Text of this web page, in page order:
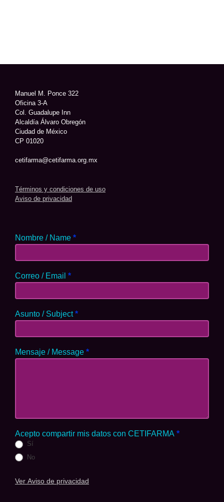
Manuel M. Ponce 322
Oficina 3-A
Col. Guadalupe Inn
Alcaldía Álvaro Obregón
Ciudad de México
CP 01020
cetifarma@cetifarma.org.mx
Términos y condiciones de uso
Aviso de privacidad
Nombre / Name *
Correo / Email *
Asunto / Subject*
Mensaje / Message *
Acepto compartir mis datos con CETIFARMA *
Sí
No
Ver Aviso de privacidad